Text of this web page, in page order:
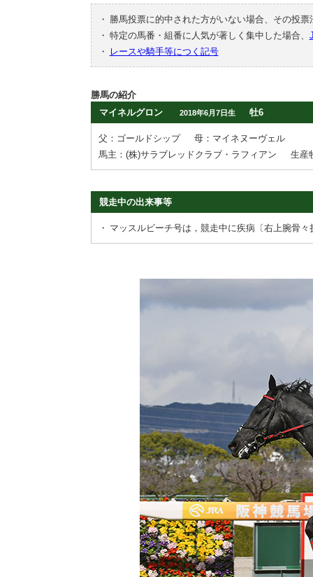
・
勝馬投票に的中された方がいない場合、その投
・ 特定の馬番・組番に人気が著しく集中した場合、
・
レースや騎手等につく記号
勝馬の紹介
マイネルグロン
2018年6月7日生 牡6
父：ゴールドシップ
母：マイネヌーヴェル
馬主：(株)サラブレッドクラブ・ラフィアン
生産
競走中の出来事等
・ マッスルビーチ号は，競走中に疾病〔右上腕骨